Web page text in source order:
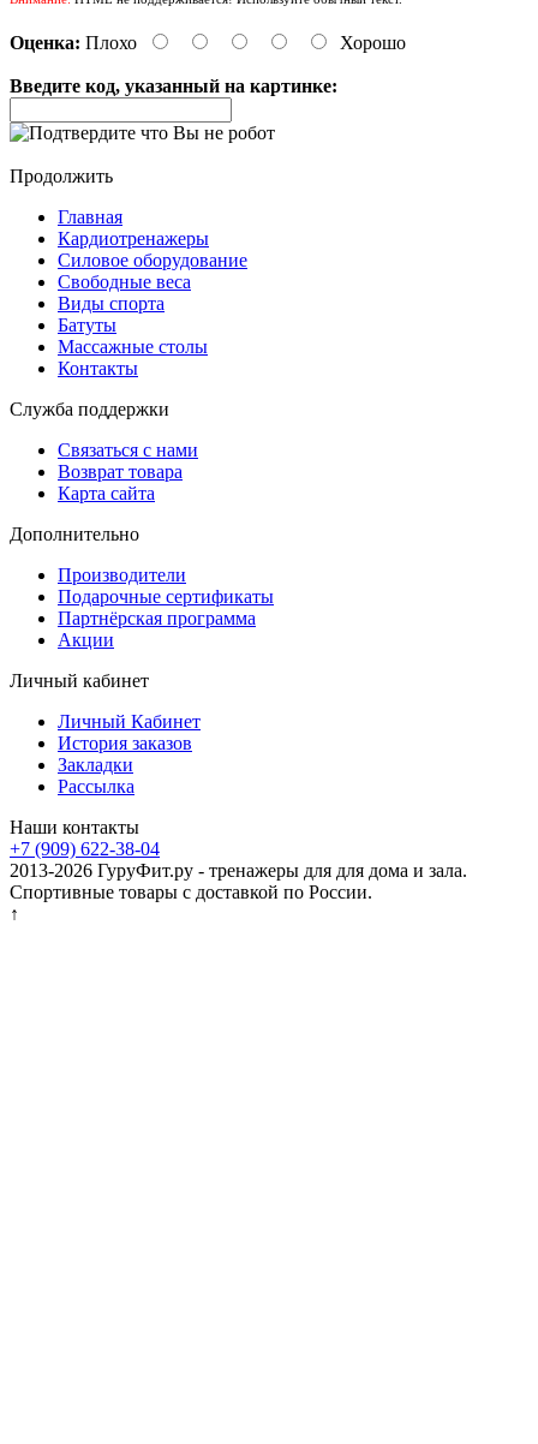
Оценка: Плохо Хорошо
Введите код, указанный на картинке:
Продолжить
Главная
Кардиотренажеры
Силовое оборудование
Свободные веса
Виды спорта
Батуты
Массажные столы
Контакты
Служба поддержки
Связаться с нами
Возврат товара
Карта сайта
Дополнительно
Производители
Подарочные сертификаты
Партнёрская программа
Акции
Личный кабинет
Личный Кабинет
История заказов
Закладки
Рассылка
Наши контакты
+7 (909) 622-38-04
2013-2026 ГуруФит.ру - тренажеры для для дома и зала.
Спортивные товары с доставкой по России.
↑